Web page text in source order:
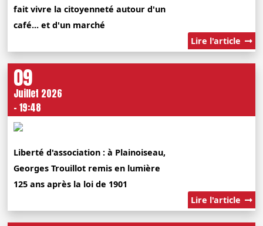
fait vivre la citoyenneté autour d'un
café... et d'un marché
Lire l'article
09
Juillet 2026
- 19:48
Liberté d'association : à Plainoiseau,
Georges Trouillot remis en lumière
125 ans après la loi de 1901
Lire l'article